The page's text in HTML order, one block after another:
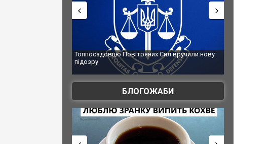
Топпосадовцю Повітряних Сил вручили нову
Сили оборони уразили Ярославський
губернатор регіону заявив про
атаку. ВІДЕО
БЛОГОЖАБИ